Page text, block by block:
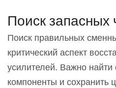
Поиск запасных
Поиск правильных
критический аспект
усилителей. Важно
компоненты и сохранить